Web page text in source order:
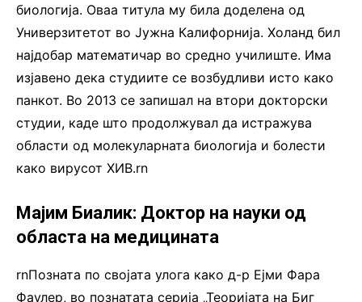
биологија. Оваа титула му била доделена од
Универзитетот во Јужна Калифорнија. Холанд бил
најдобар математичар во средно училиште. Има
изјавено дека студиите се возбудливи исто како
панкот. Во 2013 се запишал на втори докторски
студии, каде што продолжувал да истражува
области од молекуларната биологија и болести
како вирусот ХИВ.rn
Мајим Биалик: Доктор на науки од
областа на медицината
rnПозната по својата улога како д-р Ејми Фара
Фаулер, во познатата серија „Теоријата на Биг